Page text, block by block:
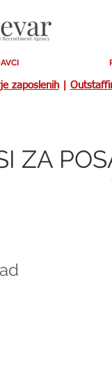
zaposlenih|
ZA